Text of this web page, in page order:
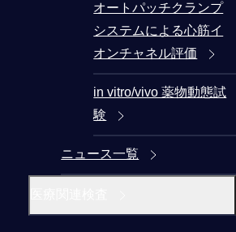
オートパッチクランプ
システムによる心筋イ
オンチャネル評価
in vitro/vivo 薬物動態試
験
ニュース一覧